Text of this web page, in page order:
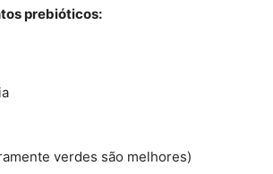
prebióticos:
verdes são melhores)